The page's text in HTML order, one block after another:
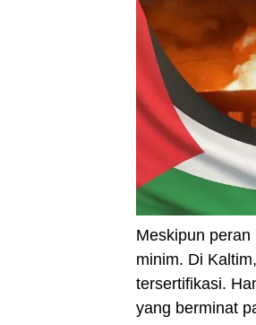
Meskipun
minim. Di
tersertifikasi.
yang berminat